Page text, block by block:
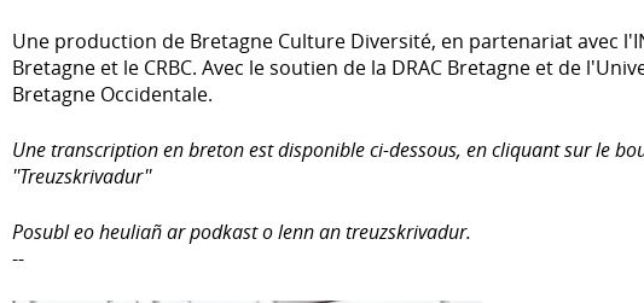
Une production de Bretagne Culture Diversité, en partenariat avec
Bretagne et le CRBC. Avec le soutien de la DRAC Bretagne et de
Bretagne Occidentale.
Une transcription en breton est disponible ci-dessous, en cliquant sur le
''Treuzskrivadur''
Posubl eo heuliañ ar podkast o lenn an treuzskrivadur.
--